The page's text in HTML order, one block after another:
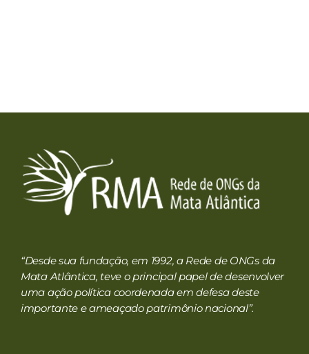
“Desde sua fundação, em 1992, a Rede de ONGs da
Mata Atlântica, teve o principal papel de desenvolver
uma ação política coordenada em defesa deste
importante e ameaçado patrimônio nacional”.